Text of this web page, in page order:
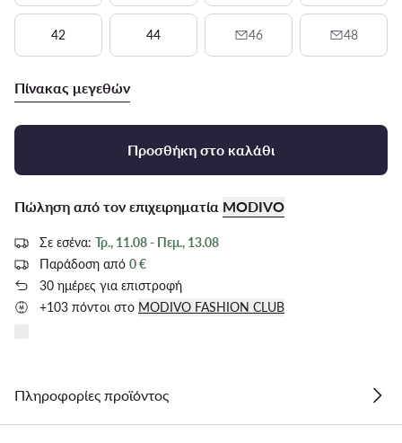
42 44 46 48
Πίνακας μεγεθών
Προσθήκη στο καλάθι
Πώληση από τον επιχειρηματία MODIVO
Σε εσένα: Τρ., 11.08 - Πεμ., 13.08
Παράδοση από 0 €
30 ημέρες για επιστροφή
+103 πόντοι στο MODIVO FASHION CLUB
Πληροφορίες προϊόντος